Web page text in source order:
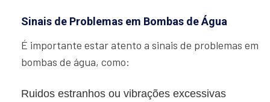
Sinais de Problemas em Bombas de Água
É importante estar atento a sinais de problemas em
bombas de água, como:
Ruidos estranhos ou vibrações excessivas